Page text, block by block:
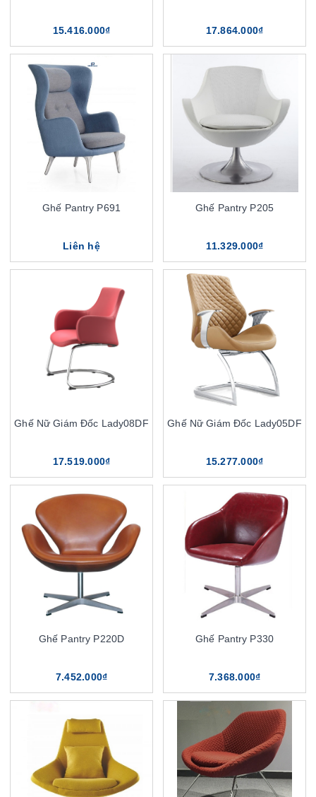
15.416.000₫ 17.864.000₫
Ghế Pantry P691
Liên hệ
Ghế Pantry P205
11.329.000₫
Ghế Nữ Giám Đốc Lady08DF
17.519.000₫
Ghế Nữ Giám Đốc Lady05DF
15.277.000₫
Ghế Pantry P220D
7.452.000₫
Ghế Pantry P330
7.368.000₫